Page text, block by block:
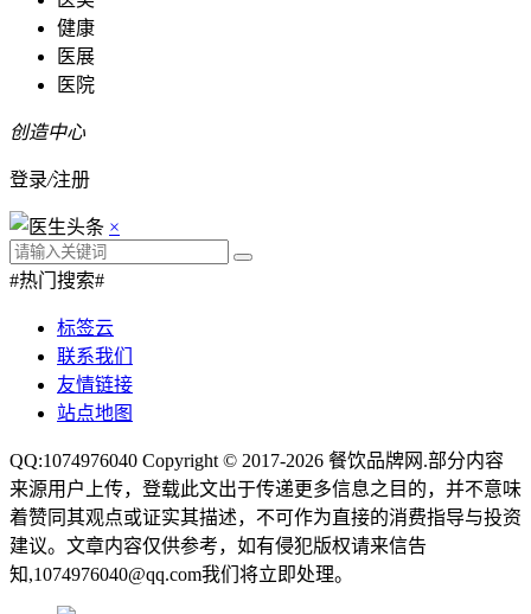
健康
医展
医院
创造中心
登录/注册
×
#热门搜索#
标签云
联系我们
友情链接
站点地图
QQ:1074976040 Copyright © 2017-2026 餐饮品牌网 .部分内容
来源用户上传，登载此文出于传递更多信息之目的，并不意味
着赞同其观点或证实其描述，不可作为直接的消费指导与投资
建议。文章内容仅供参考，如有侵犯版权请来信告
知,1074976040@qq.com我们将立即处理。